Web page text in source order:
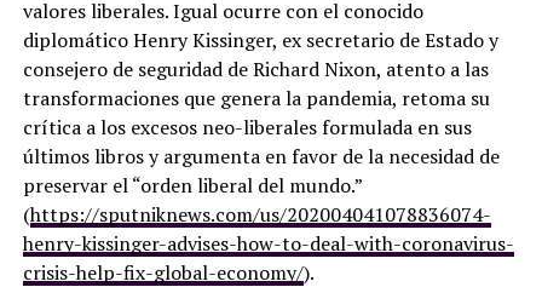
valores liberales. Igual ocurre con el conocido
diplomático Henry Kissinger, ex secretario de Estado y
consejero de seguridad de Richard Nixon, atento a las
transformaciones que genera la pandemia, retoma su
crítica a los excesos neo-liberales formulada en sus
últimos libros y argumenta en favor de la necesidad de
preservar el “orden liberal del mundo.”
(https://sputniknews.com/us/202004041078836074-
henry-kissinger-advises-how-to-deal-with-coronavirus-
crisis-help-fix-global-economy/).